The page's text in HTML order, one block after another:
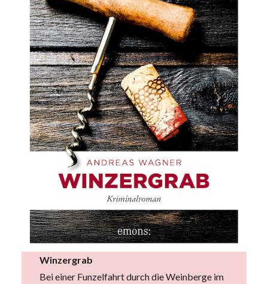
Winzergrab
Bei einer Funzelfahrt durch die Weinberge im